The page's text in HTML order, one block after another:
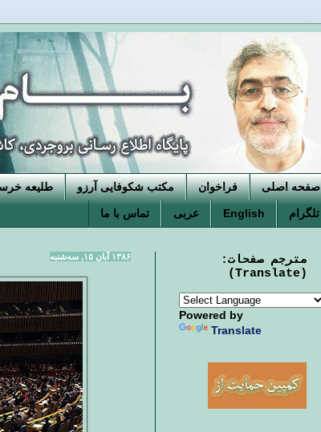
صفحه اصلی فراخوان مکتب شکوفایی آرزو طلیعه
تلگرام English عربی تماس با ما
۱۳۸۶ آبان ۱۵, سه‌شنبه
مترجم صفحات:
(Translate)
Powered by
Translate